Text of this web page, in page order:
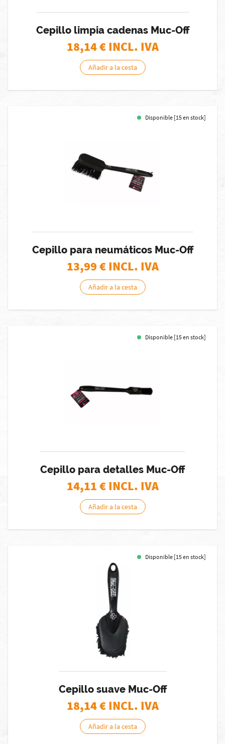
Cepillo limpia cadenas Muc-Off
18,14€ INCL. IVA
Añadir a la cesta
Disponible [15 en stock]
Cepillo para neumáticos Muc-Off
13,99€ INCL. IVA
Añadir a la cesta
Disponible [15 en stock]
Cepillo para detalles Muc-Off
14,11€ INCL. IVA
Añadir a la cesta
Disponible [15 en stock]
Cepillo suave Muc-Off
18,14€ INCL. IVA
Añadir a la cesta